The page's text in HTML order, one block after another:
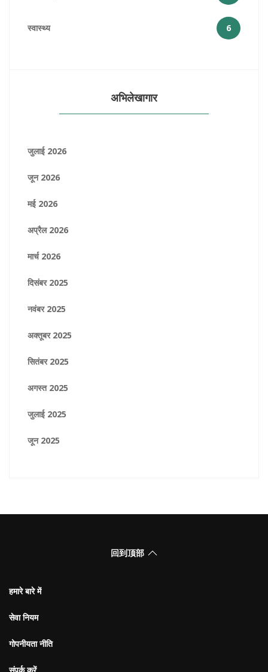
स्वास्थ्य 6
अभिलेखागार
जुलाई 2026
जून 2026
मई 2026
अप्रैल 2026
मार्च 2026
दिसंबर 2025
नवंबर 2025
अक्तूबर 2025
सितंबर 2025
अगस्त 2025
जुलाई 2025
जून 2025
回到顶部
हमारे बारे में
सेवा नियम
गोपनीयता नीति